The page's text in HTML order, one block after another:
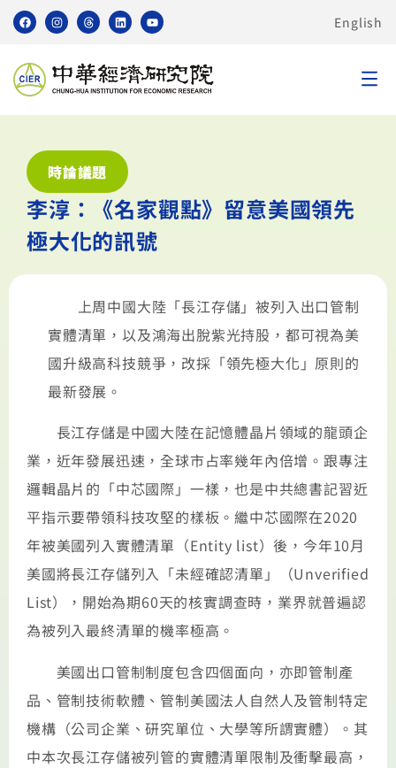
English
時論議題
李淳：《名家觀點》留意美國領先
極大化的訊號
上周中國大陸「長江存儲」被列入出口管制
實體清單，以及鴻海出脫紫光持股，都可視為美
國升級高科技競爭，改採「領先極大化」原則的
最新發展。
長江存儲是中國大陸在記憶體晶片領域的龍頭企
業，近年發展迅速，全球市占率幾年內倍增。跟專注
邏輯晶片的「中芯國際」一樣，也是中共總書記習近
平指示要帶領科技攻堅的樣板。繼中芯國際在2020
年被美國列入實體清單（Entity list）後，今年10月
美國將長江存儲列入「未經確認清單」（Unverified
List），開始為期60天的核實調查時，業界就普遍認
為被列入最終清單的機率極高。
美國出口管制制度包含四個面向，亦即管制產
品、管制技術軟體、管制美國法人自然人及管制特定
機構（公司企業、研究單位、大學等所謂實體）。其
中本次長江存儲被列管的實體清單限制及衝擊最高，